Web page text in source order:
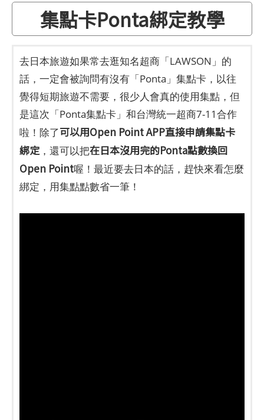
集點卡Ponta綁定教學
去日本旅遊如果常去逛知名超商「LAWSON」的
話，一定會被詢問有沒有「Ponta」集點卡，以往
覺得短期旅遊不需要，很少人會真的使用集點，但
是這次「Ponta集點卡」和台灣統一超商7-11合作
啦！除了可以用Open Point APP直接申請集點卡
綁定，還可以把在日本沒用完的Ponta點數換回
Open Point喔！最近要去日本的話，趕快來看怎麼
綁定，用集點點數省一筆！